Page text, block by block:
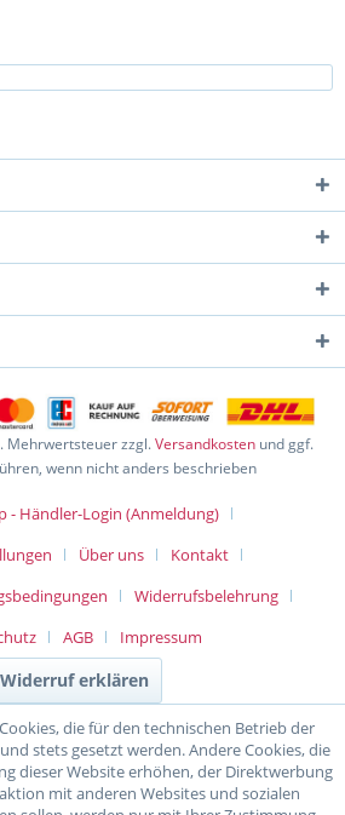
Mehrwertsteuer zzgl.Versandkosten und ggf.
wenn nicht anders beschrieben
- Händler-Login (Anmeldung)
Über uns
Kontakt
Widerrufsbelehrung
AGB Impressum
Widerruf erklären
die für den technischen Betrieb der
stets gesetzt werden. Andere Cookies, die
dieser Website erhöhen, der Direktwerbung
mit anderen Websites und sozialen